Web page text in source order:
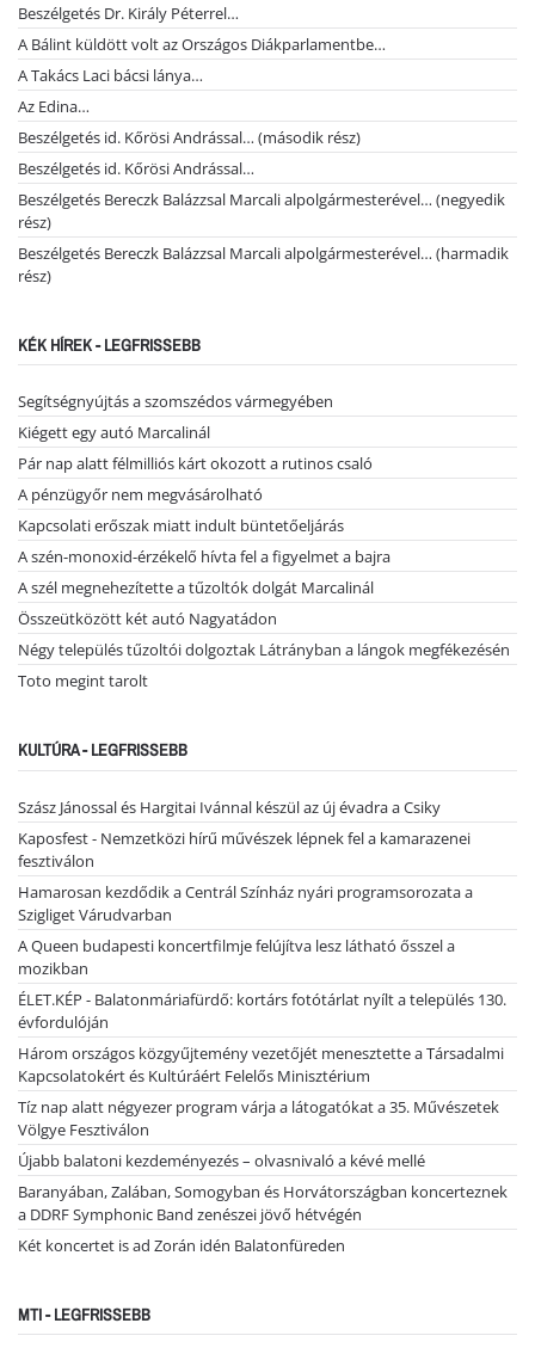
Beszélgetés Dr. Király Péterrel…
A Bálint küldött volt az Országos Diákparlamentbe…
A Takács Laci bácsi lánya…
Az Edina…
Beszélgetés id. Kőrösi Andrással… (második rész)
Beszélgetés id. Kőrösi Andrással…
Beszélgetés Bereczk Balázzsal Marcali alpolgármesterével… (negyedik
rész)
Beszélgetés Bereczk Balázzsal Marcali alpolgármesterével… (harmadik
rész)
KÉK HÍREK - LEGFRISSEBB
Segítségnyújtás a szomszédos vármegyében
Kiégett egy autó Marcalinál
Pár nap alatt félmilliós kárt okozott a rutinos csaló
A pénzügyőr nem megvásárolható
Kapcsolati erőszak miatt indult büntetőeljárás
A szén-monoxid-érzékelő hívta fel a figyelmet a bajra
A szél megnehezítette a tűzoltók dolgát Marcalinál
Összeütközött két autó Nagyatádon
Négy település tűzoltói dolgoztak Látrányban a lángok megfékezésén
Toto megint tarolt
KULTÚRA - LEGFRISSEBB
Szász Jánossal és Hargitai Ivánnal készül az új évadra a Csiky
Kaposfest - Nemzetközi hírű művészek lépnek fel a kamarazenei
fesztiválon
Hamarosan kezdődik a Centrál Színház nyári programsorozata a
Szigliget Várudvarban
A Queen budapesti koncertfilmje felújítva lesz látható ősszel a
mozikban
ÉLET.KÉP - Balatonmáriafürdő: kortárs fotótárlat nyílt a település 130.
évfordulóján
Három országos közgyűjtemény vezetőjét menesztette a Társadalmi
Kapcsolatokért és Kultúráért Felelős Minisztérium
Tíz nap alatt négyezer program várja a látogatókat a 35. Művészetek
Völgye Fesztiválon
Újabb balatoni kezdeményezés – olvasnivaló a kévé mellé
Baranyában, Zalában, Somogyban és Horvátországban koncerteznek
a DDRF Symphonic Band zenészei jövő hétvégén
Két koncertet is ad Zorán idén Balatonfüreden
MTI - LEGFRISSEBB